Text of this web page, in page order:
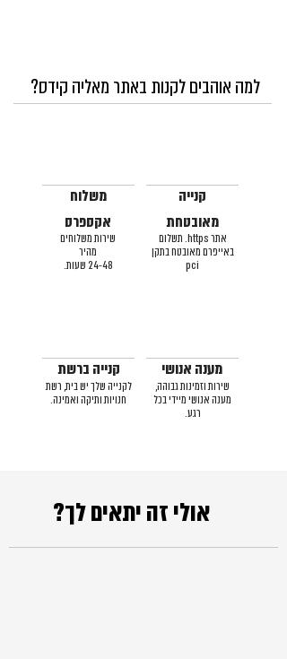
למה אוהבים לקנות באתר מאליה קידס?
משלוח
אקספרס
שירות משלוחים
מהיר
24-48 שעות.
קנייה
מאובטחת
אתר https. תשלום
באייפרם מאובטח בתקן
pci
קנייה ברשת
לקנייה שלך יש בית, רשת
חנויות ותיקה ואמינה.
מענה אנושי
שירות וזמינות גבוהה,
מענה אנושי מיידי בכל
רגע.
אולי זה יתאים לך?